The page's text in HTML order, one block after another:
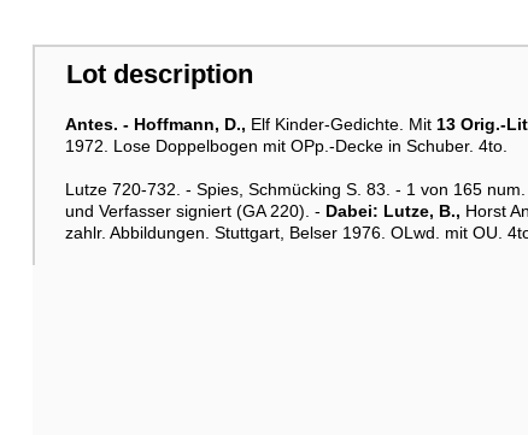
Lot description
Antes. - Hoffmann, D., Elf Kinder-Gedichte. Mit 13 Orig.-
1972. Lose Doppelbogen mit OPp.-Decke in Schuber. 4to.
Lutze 720-732. - Spies, Schmücking S. 83. - 1 von 165
und Verfasser signiert (GA 220). - Dabei: Lutze, B., Horst
zahlr. Abbildungen. Stuttgart, Belser 1976. OLwd. mit OU.